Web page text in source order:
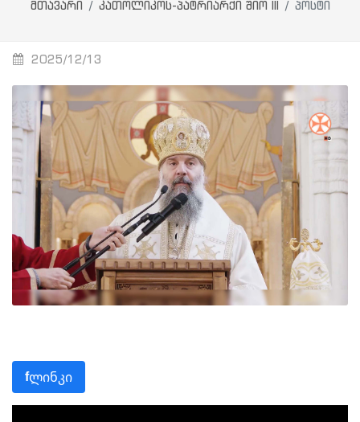
მთავარი კათოლიკოს-პატრიარქი შიო III პოსტი
2025/12/13
fლინკი